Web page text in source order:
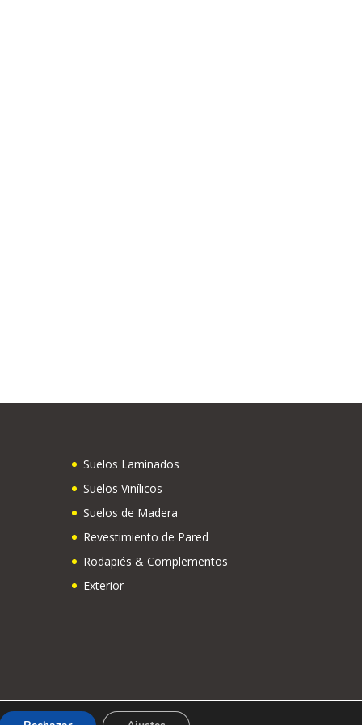
Suelos Laminados
Suelos Vinílicos
Suelos de Madera
Revestimiento de Pared
Rodapiés & Complementos
Exterior